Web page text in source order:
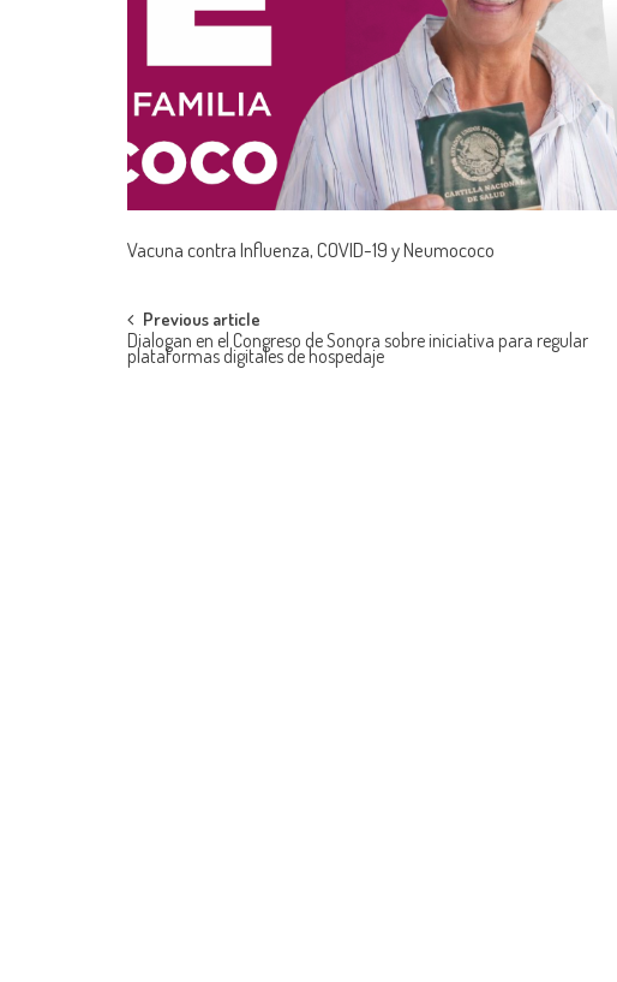
Vacuna contra Influenza, COVID-19 y Neumococo
Post
navigation
Previous article
Dialogan en el Congreso de Sonora sobre iniciativa para regular
plataformas digitales de hospedaje